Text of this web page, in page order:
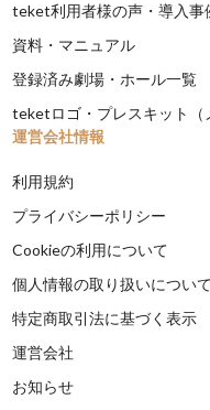
teket利用者様の声・導入事
資料・マニュアル
登録済み劇場・ホール一覧
teketロゴ・プレスキット（
運営会社情報
利用規約
プライバシーポリシー
Cookieの利用について
個人情報の取り扱いについて
特定商取引法に基づく表示
運営会社
お知らせ